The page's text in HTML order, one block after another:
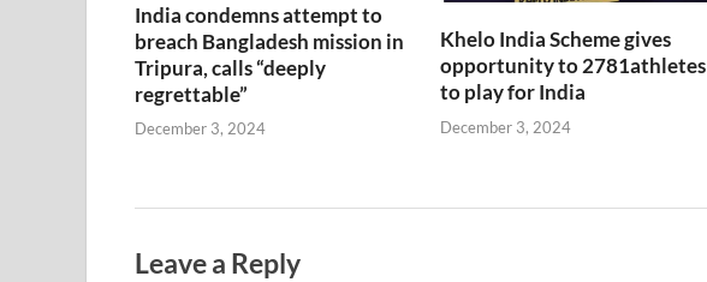
India condemns attempt to
breach Bangladesh mission in
Tripura, calls “deeply
regrettable”
December 3, 2024
Khelo India Scheme gives
opportunity to 2781athletes
to play for India
December 3, 2024
Leave a Reply